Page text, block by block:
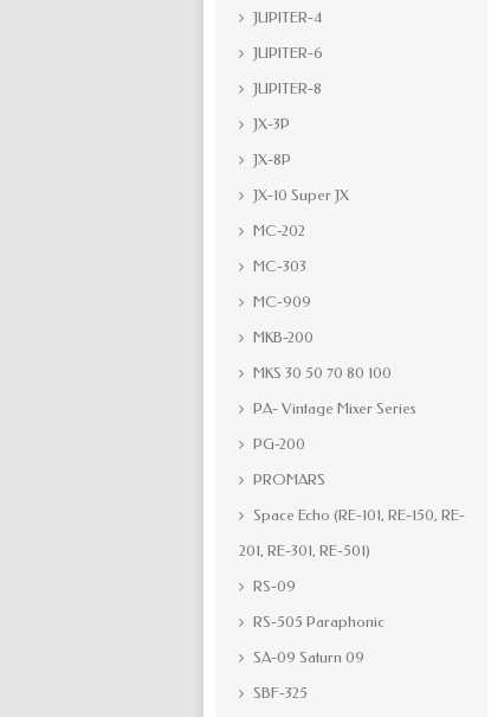
JUPITER-4
JUPITER-6
JUPITER-8
JX-3P
JX-8P
JX-10 Super JX
MC-202
MC-303
MC-909
MKB-200
MKS 30 50 70 80 100
PA- Vintage Mixer Series
PG-200
PROMARS
Space Echo (RE-101, RE-150, RE-
201, RE-301, RE-501)
RS-09
RS-505 Paraphonic
SA-09 Saturn 09
SBF-325